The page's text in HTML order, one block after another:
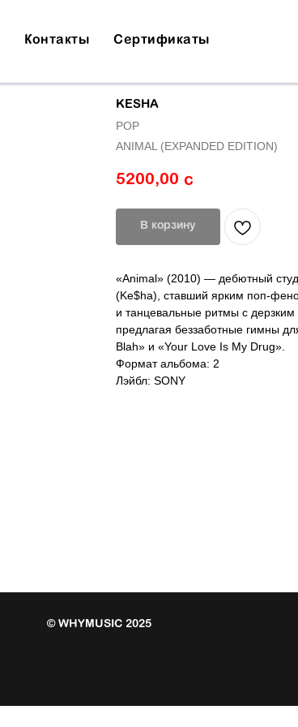
Контакты Сертификаты
KESHA
POP
ANIMAL (EXPANDED EDITION)
5200,00 с
В корзину
«Animal» (2010) — дебютный
(Ke$ha), ставший ярким поп-
и танцевальные ритмы с
предлагая беззаботные гимны
Blah» и «Your Love Is My Drug».
Формат альбома: 2
Лэйбл: SONY
© WHYMUSIC 2025